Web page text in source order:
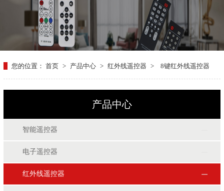
您的位置： 首页 > 产品中心 > 红外线遥控器 > 8键红外线遥控器
产品中心
智能遥控器
电子遥控器
红外线遥控器